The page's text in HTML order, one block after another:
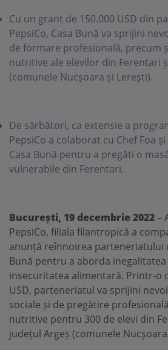
Cu un grant de 150.000 USD din
PepsiCo, Casa Bună va sprijini
de formare profesională, precum
nutritive ale elevilor din Ferentari
(comunele Nucșoara și Lerești).
De sărbători, ca extensie a
PepsiCo a colaborat cu Chef Foa
Casa Bună pentru a pregăti o
vulnerabile din Ferentari.
București, 19 decembrie 2022–
PepsiCo, filiala filantropică a
anunță reînnoirea parteneriatului
Bună pentru a aborda
insecuritatea alimentară. Printr-o
USD, parteneriatul va sprijini
sociale și de pregătire
nutritive pentru 300 de elevi din
județul Argeș (comunele